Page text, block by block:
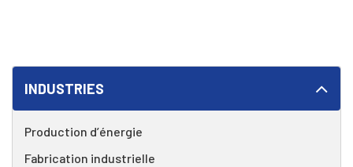
INDUSTRIES
Production d’énergie
Fabrication industrielle